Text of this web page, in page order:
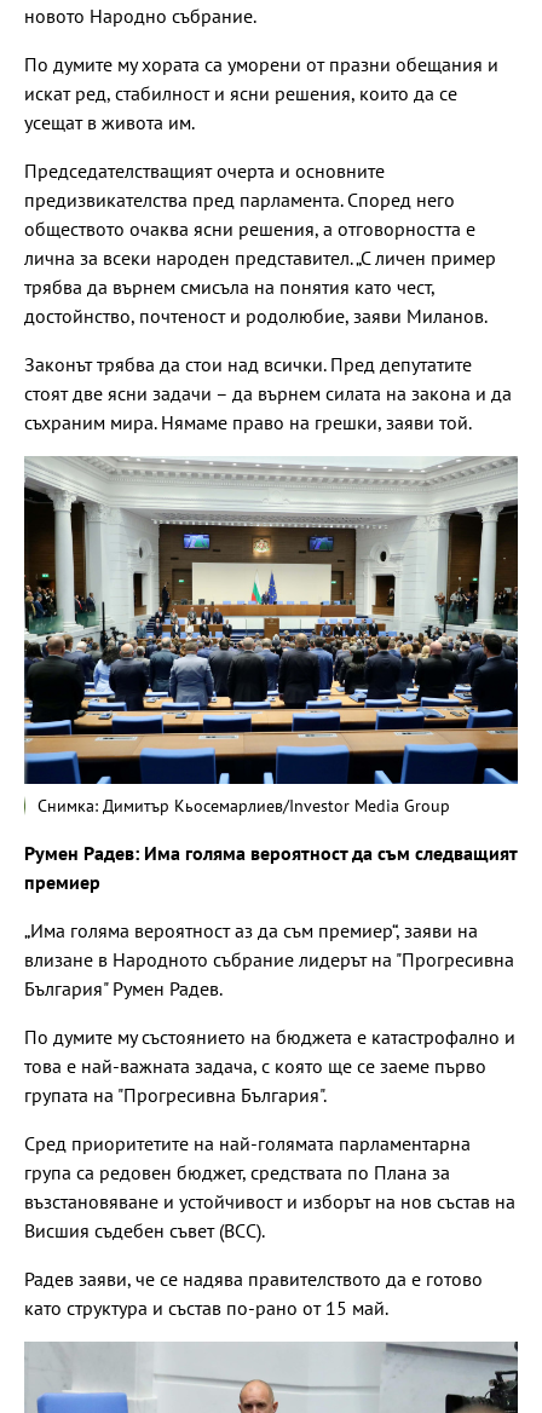
новото Народно събрание.
По думите му хората са уморени от празни обещания и
искат ред, стабилност и ясни решения, които да се
усещат в живота им.
Председателстващият очерта и основните
предизвикателства пред парламента. Според него
обществото очаква ясни решения, а отговорността е
лична за всеки народен представител. „С личен пример
трябва да върнем смисъла на понятия като чест,
достойнство, почтеност и родолюбие, заяви Миланов.
Законът трябва да стои над всички. Пред депутатите
стоят две ясни задачи – да върнем силата на закона и да
съхраним мира. Нямаме право на грешки, заяви той.
Снимка: Димитър Кьосемарлиев/Investor Media Group
Румен Радев: Има голяма вероятност да съм следващият
премиер
„Има голяма вероятност аз да съм премиер“, заяви на
влизане в Народното събрание лидерът на "Прогресивна
България" Румен Радев.
По думите му състоянието на бюджета е катастрофално и
това е най-важната задача, с която ще се заеме първо
групата на "Прогресивна България".
Сред приоритетите на най-голямата парламентарна
група са редовен бюджет, средствата по Плана за
възстановяване и устойчивост и изборът на нов състав на
Висшия съдебен съвет (ВСС).
Радев заяви, че се надява правителството да е готово
като структура и състав по-рано от 15 май.